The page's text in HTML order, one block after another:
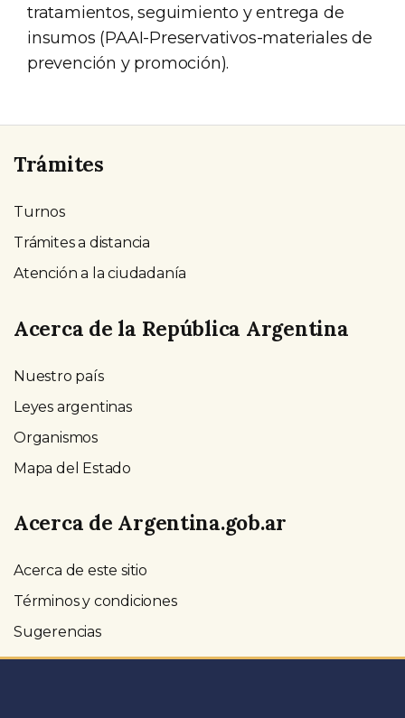
tratamientos, seguimiento y entrega de
insumos (PAAI-Preservativos-materiales de
prevención y promoción).
Trámites
Turnos
Trámites a distancia
Atención a la ciudadanía
Acerca de la República Argentina
Nuestro país
Leyes argentinas
Organismos
Mapa del Estado
Acerca de Argentina.gob.ar
Acerca de este sitio
Términos y condiciones
Sugerencias